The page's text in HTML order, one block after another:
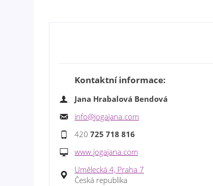
Kontaktní informace:
Jana Hrabalová Bendová
info@jogajana.com
420 725 718 816
www.jogajana.com
Umělecká 4, Praha 7
Česká republika